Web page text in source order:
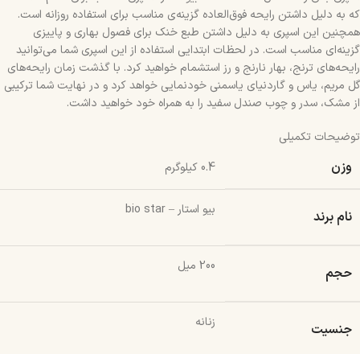
که به دلیل داشتن رایحه‌ فوق‌العاده گزینه‌ی مناسب برای استفاده روزانه است.
همچنین این اسپری به دلیل داشتن طبع خنک برای فصول بهاری و پاییزی
گزینه‌ای مناسب است. در لحظات ابتدایی استفاده از این اسپری شما می‌توانید
رایحه‌های ترنج، بهار نارنج و رز استشمام خواهید کرد. با گذشت زمان رایحه‌های
گل مریم، یاس و گاردنیای یاسمنی خودنمایی خواهد کرد و در نهایت شما ترکیبی
از مشک، سدر و چوب صندل سفید را به همراه خود خواهید داشت.
توضیحات تکمیلی
وزن 0.4 کیلوگرم
نام برند بیو استار – bio star
حجم 200 میل
جنسیت زنانه